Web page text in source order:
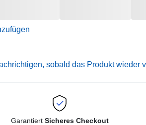
sobald das Produkt wieder
Garantiert Sicheres Checkout